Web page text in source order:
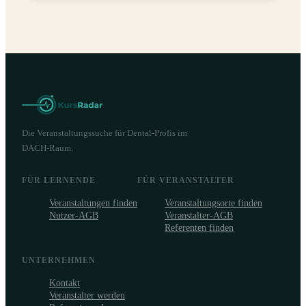
Die Veranstaltungssuche für Dental-Profis im
DACH-Raum.
FÜR LERNENDE
Veranstaltungen finden
Nutzer-AGB
FÜR VERANSTALTER
Veranstaltungsorte finden
Veranstalter-AGB
Referenten finden
UNTERNEHMEN
Kontakt
Veranstalter werden